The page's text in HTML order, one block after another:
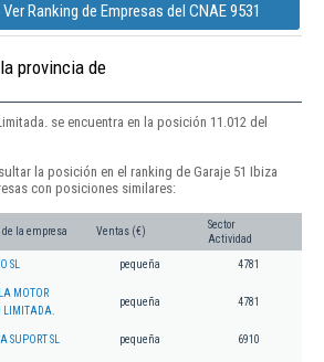
Ver Ranking de Empresas del CNAE 9531
provincia de
se encuentra en la posición 11.012 del
la posición en el ranking de Garaje 51 Ibiza
con posiciones similares:
de la empresa Ventas (€)
Sector
Actividad
SL pequeña 4781
MOTOR
LIMITADA.
pequeña 4781
SUPORT SL pequeña 6910